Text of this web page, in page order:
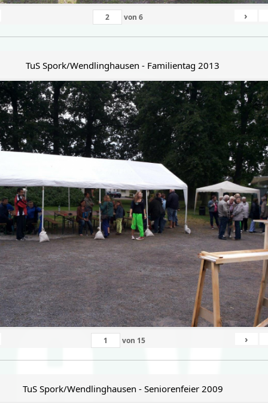
von 6 ›
TuS Spork/Wendlinghausen - Familientag 2013
von 15 ›
TuS Spork/Wendlinghausen - Seniorenfeier 2009